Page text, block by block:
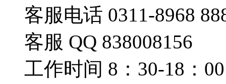
客服电话 0311-8968
客服 QQ 838008156
工作时间 8：30-18：00